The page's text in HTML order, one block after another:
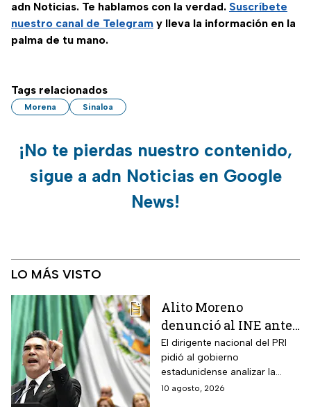
adn Noticias. Te hablamos con la verdad. Suscríbete
nuestro canal de Telegram y lleva la información en la
palma de tu mano.
Tags relacionados
Morena Sinaloa
¡No te pierdas nuestro contenido,
sigue a adn Noticias en Google
News!
LO MÁS VISTO
Alito Moreno
denunció al INE ante
el Departamento de
Estado de EUA por
actos censura a favor
de Morena
El dirigente nacional del PRI
pidió al gobierno
estadunidense analizar la
actividad de los consejeros
10 agosto, 2026